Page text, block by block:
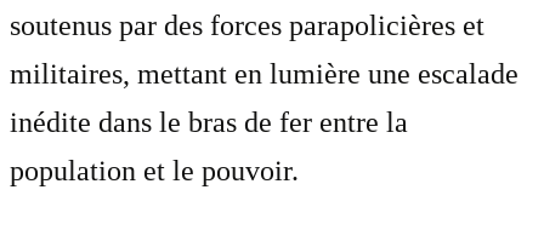
soutenus par des forces parapolicières et
militaires, mettant en lumière une escalade
inédite dans le bras de fer entre la
population et le pouvoir.